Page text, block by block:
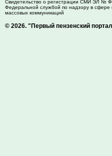
Свидетельство о регистрации СМИ ЭЛ №
Федеральной службой по надзору в
массовых коммуникаций
© 2026. "Первый пензенский